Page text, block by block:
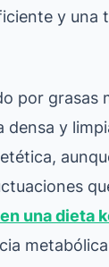
y
por grasas
y
una dieta